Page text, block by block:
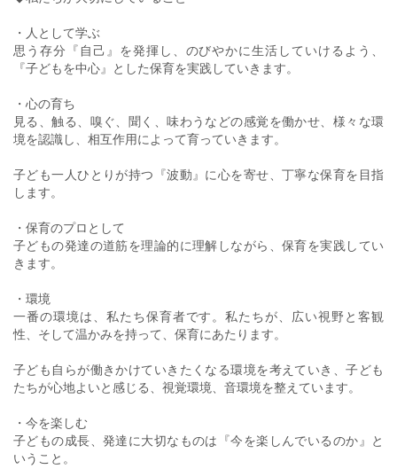
・人として学ぶ
思う存分『自己』を発揮し、のびやかに生活していけるよう、
『子どもを中心』とした保育を実践していきます。
・心の育ち
見る、触る、嗅ぐ、聞く、味わうなどの感覚を働かせ、様々な環
境を認識し、相互作用によって育っていきます。
子ども一人ひとりが持つ『波動』に心を寄せ、丁寧な保育を目指
します。
・保育のプロとして
子どもの発達の道筋を理論的に理解しながら、保育を実践してい
きます。
・環境
一番の環境は、私たち保育者です。私たちが、広い視野と客観
性、そして温かみを持って、保育にあたります。
子ども自らが働きかけていきたくなる環境を考えていき、子ども
たちが心地よいと感じる、視覚環境、音環境を整えています。
・今を楽しむ
子どもの成長、発達に大切なものは『今を楽しんでいるのか』と
いうこと。